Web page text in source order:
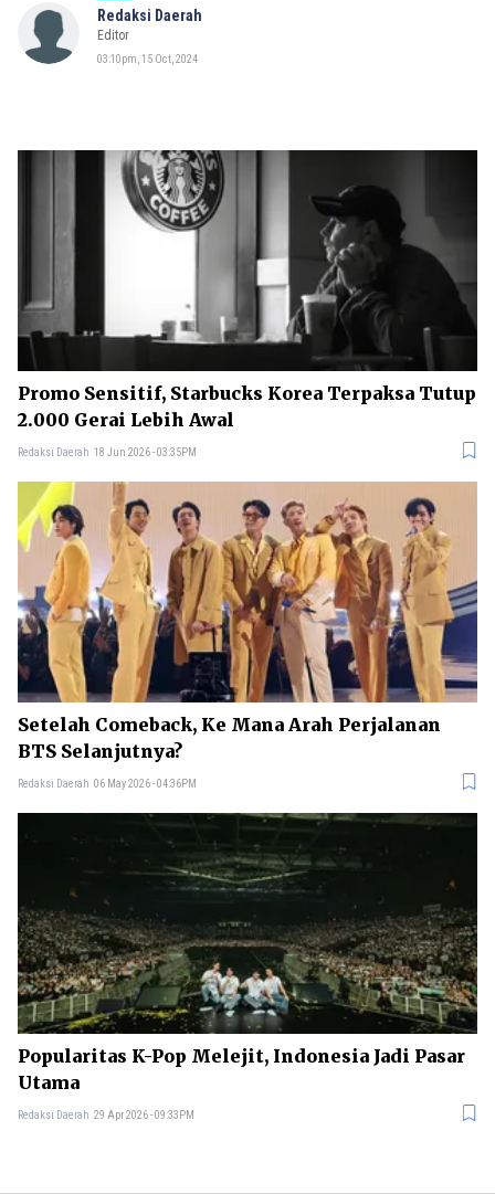
Redaksi Daerah
Editor
03:10pm, 15 Oct, 2024
Promo Sensitif, Starbucks Korea Terpaksa Tutup
2.000 Gerai Lebih Awal
Redaksi Daerah 18 Jun 2026 - 03:35PM
Setelah Comeback, Ke Mana Arah Perjalanan
BTS Selanjutnya?
Redaksi Daerah 06 May 2026 - 04:36PM
Popularitas K-Pop Melejit, Indonesia Jadi Pasar
Utama
Redaksi Daerah 29 Apr 2026 - 09:33PM